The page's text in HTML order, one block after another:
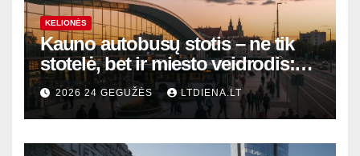
KELIONĖS
Kauno autobusų stotis – ne tik
stotelė, bet ir miesto veidrodis:
modernūs vartai į laikinąją
sostinę
2026 24 GEGUŽĖS LTDIENA.LT